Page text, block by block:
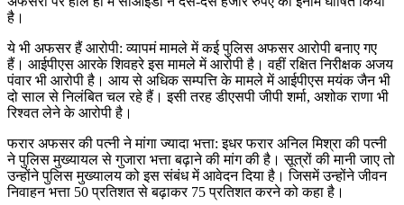
है।
ये भी अफसर हैं आरोपी: व्यापमं मामले में कई पुलिस अफसर आरोपी बनाए गए
हैं। आईपीएस आरके शिवहरे इस मामले में आरोपी है। वहीं रक्षित निरीक्षक अजय
पंवार भी आरोपी है। आय से अधिक सम्पत्ति के मामले में आईपीएस मयंक जैन भी
दो साल से निलंबित चल रहे हैं। इसी तरह डीएसपी जीपी शर्मा, अशोक राणा भी
रिश्वत लेने के आरोपी है।
फरार अफसर की पत्नी ने मांगा ज्यादा भत्ता: इधर फरार अनिल मिश्रा की पत्नी
ने पुलिस मुख्यायल से गुजारा भत्ता बढ़ाने की मांग की है। सूत्रों की मानी जाए तो
उन्होंने पुलिस मुख्यालय को इस संबंध में आवेदन दिया है। जिसमें उन्होंने जीवन
निवाहन भत्ता 50 प्रतिशत से बढ़ाकर 75 प्रतिशत करने को कहा है।